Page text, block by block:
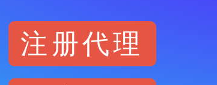
注册代理